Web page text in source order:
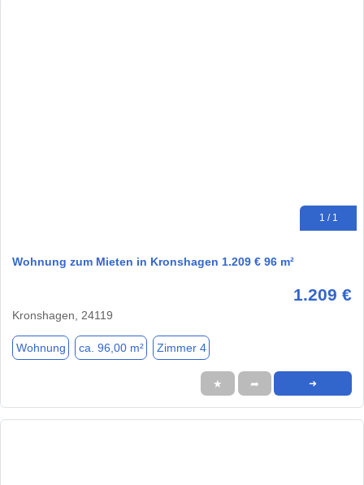
1 / 1
Wohnung zum Mieten in Kronshagen 1.209 € 96 m²
1.209 €
Kronshagen, 24119
Wohnung ca. 96,00 m² Zimmer 4
★ ➦ ➜